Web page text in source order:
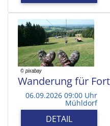
Wanderung für
06.09.2026 09:00 Uhr
Mühldorf
DETAIL